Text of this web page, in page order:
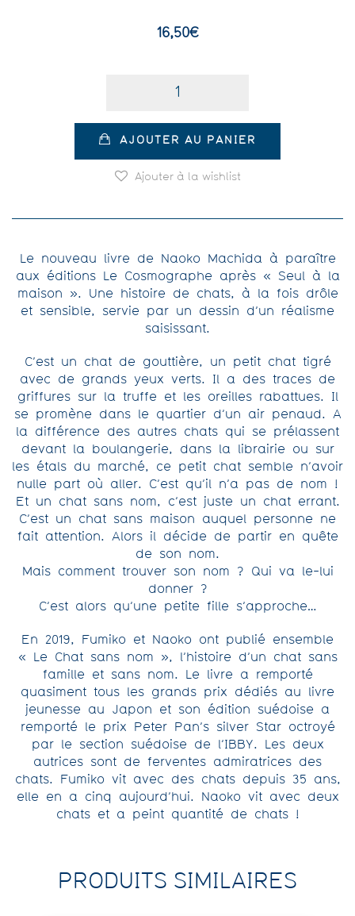
16,50€
AJOUTER AU PANIER
Ajouter à la wishlist
Le nouveau livre de Naoko Machida à paraître
aux éditions Le Cosmographe après « Seul à la
maison ». Une histoire de chats, à la fois drôle
et sensible, servie par un dessin d’un réalisme
saisissant.
C’est un chat de gouttière, un petit chat tigré
avec de grands yeux verts. Il a des traces de
griffures sur la truffe et les oreilles rabattues. Il
se promène dans le quartier d’un air penaud. A
la différence des autres chats qui se prélassent
devant la boulangerie, dans la librairie ou sur
les étals du marché, ce petit chat semble n’avoir
nulle part où aller. C’est qu’il n’a pas de nom !
Et un chat sans nom, c’est juste un chat errant.
C’est un chat sans maison auquel personne ne
fait attention. Alors il décide de partir en quête
de son nom.
Mais comment trouver son nom ? Qui va le-lui
donner ?
C’est alors qu’une petite fille s’approche…
En 2019, Fumiko et Naoko ont publié ensemble
« Le Chat sans nom », l’histoire d’un chat sans
famille et sans nom. Le livre a remporté
quasiment tous les grands prix dédiés au livre
jeunesse au Japon et son édition suédoise a
remporté le prix Peter Pan’s silver Star octroyé
par le section suédoise de l’IBBY. Les deux
autrices sont de ferventes admiratrices des
chats. Fumiko vit avec des chats depuis 35 ans,
elle en a cinq aujourd’hui. Naoko vit avec deux
chats et a peint quantité de chats !
PRODUITS SIMILAIRES